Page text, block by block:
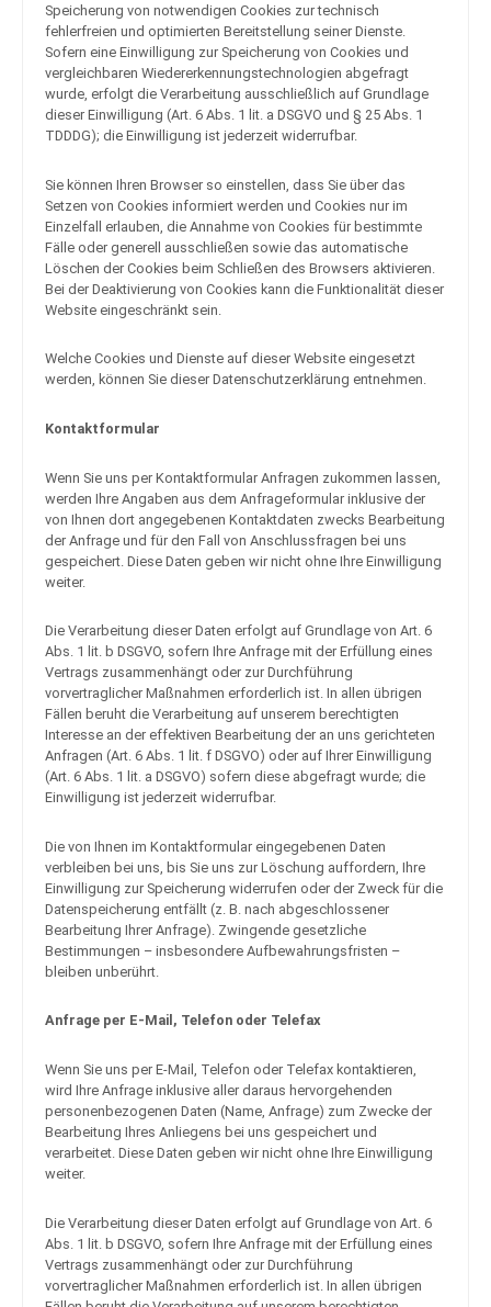
Speicherung von notwendigen Cookies zur technisch
fehlerfreien und optimierten Bereitstellung seiner Dienste.
Sofern eine Einwilligung zur Speicherung von Cookies und
vergleichbaren Wiedererkennungstechnologien abgefragt
wurde, erfolgt die Verarbeitung ausschließlich auf Grundlage
dieser Einwilligung (Art. 6 Abs. 1 lit. a DSGVO und § 25 Abs. 1
TDDDG); die Einwilligung ist jederzeit widerrufbar.
Sie können Ihren Browser so einstellen, dass Sie über das
Setzen von Cookies informiert werden und Cookies nur im
Einzelfall erlauben, die Annahme von Cookies für bestimmte
Fälle oder generell ausschließen sowie das automatische
Löschen der Cookies beim Schließen des Browsers aktivieren.
Bei der Deaktivierung von Cookies kann die Funktionalität dieser
Website eingeschränkt sein.
Welche Cookies und Dienste auf dieser Website eingesetzt
werden, können Sie dieser Datenschutzerklärung entnehmen.
Kontaktformular
Wenn Sie uns per Kontaktformular Anfragen zukommen lassen,
werden Ihre Angaben aus dem Anfrageformular inklusive der
von Ihnen dort angegebenen Kontaktdaten zwecks Bearbeitung
der Anfrage und für den Fall von Anschlussfragen bei uns
gespeichert. Diese Daten geben wir nicht ohne Ihre Einwilligung
weiter.
Die Verarbeitung dieser Daten erfolgt auf Grundlage von Art. 6
Abs. 1 lit. b DSGVO, sofern Ihre Anfrage mit der Erfüllung eines
Vertrags zusammenhängt oder zur Durchführung
vorvertraglicher Maßnahmen erforderlich ist. In allen übrigen
Fällen beruht die Verarbeitung auf unserem berechtigten
Interesse an der effektiven Bearbeitung der an uns gerichteten
Anfragen (Art. 6 Abs. 1 lit. f DSGVO) oder auf Ihrer Einwilligung
(Art. 6 Abs. 1 lit. a DSGVO) sofern diese abgefragt wurde; die
Einwilligung ist jederzeit widerrufbar.
Die von Ihnen im Kontaktformular eingegebenen Daten
verbleiben bei uns, bis Sie uns zur Löschung auffordern, Ihre
Einwilligung zur Speicherung widerrufen oder der Zweck für die
Datenspeicherung entfällt (z. B. nach abgeschlossener
Bearbeitung Ihrer Anfrage). Zwingende gesetzliche
Bestimmungen – insbesondere Aufbewahrungsfristen –
bleiben unberührt.
Anfrage per E-Mail, Telefon oder Telefax
Wenn Sie uns per E-Mail, Telefon oder Telefax kontaktieren,
wird Ihre Anfrage inklusive aller daraus hervorgehenden
personenbezogenen Daten (Name, Anfrage) zum Zwecke der
Bearbeitung Ihres Anliegens bei uns gespeichert und
verarbeitet. Diese Daten geben wir nicht ohne Ihre Einwilligung
weiter.
Die Verarbeitung dieser Daten erfolgt auf Grundlage von Art. 6
Abs. 1 lit. b DSGVO, sofern Ihre Anfrage mit der Erfüllung eines
Vertrags zusammenhängt oder zur Durchführung
vorvertraglicher Maßnahmen erforderlich ist. In allen übrigen